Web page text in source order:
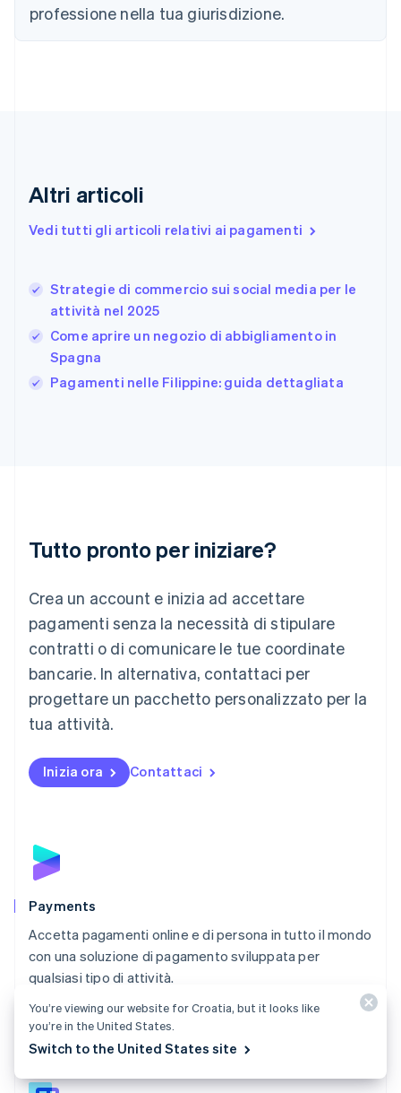
professione nella tua giurisdizione.
Altri articoli
Vedi tutti gli articoli relativi ai pagamenti
Strategie di commercio sui social media per le
attività nel 2025
Come aprire un negozio di abbigliamento in
Spagna
Pagamenti nelle Filippine: guida dettagliata
Tutto pronto per iniziare?
Crea un account e inizia ad accettare
pagamenti senza la necessità di stipulare
contratti o di comunicare le tue coordinate
bancarie. In alternativa, contattaci per
progettare un pacchetto personalizzato per la
tua attività.
Inizia ora Contattaci
Payments
Accetta pagamenti online e di persona in tutto il mondo
con una soluzione di pagamento sviluppata per
qualsiasi tipo di attività.
Scopri Payments
Croazia
Danimarca
Francia
Germania
日本語English
Gibilterra
Grecia
English
India
English
Lituania
Lussemburgo
Deutsch English
Malaysia
English 简体中文
Malta
Messico
EspañolEnglish
English
Nuova Zelanda
Polonia
English
Português
English简体中文
Regno Unito
English
English
Romania
English
English简体中文
You’re viewing our website for Croatia, but it looks like
you’re in the United States.
Switch to the United States site